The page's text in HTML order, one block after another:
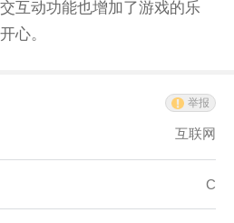
互动功能也增加了游戏的乐
心。
举报
互联网
C